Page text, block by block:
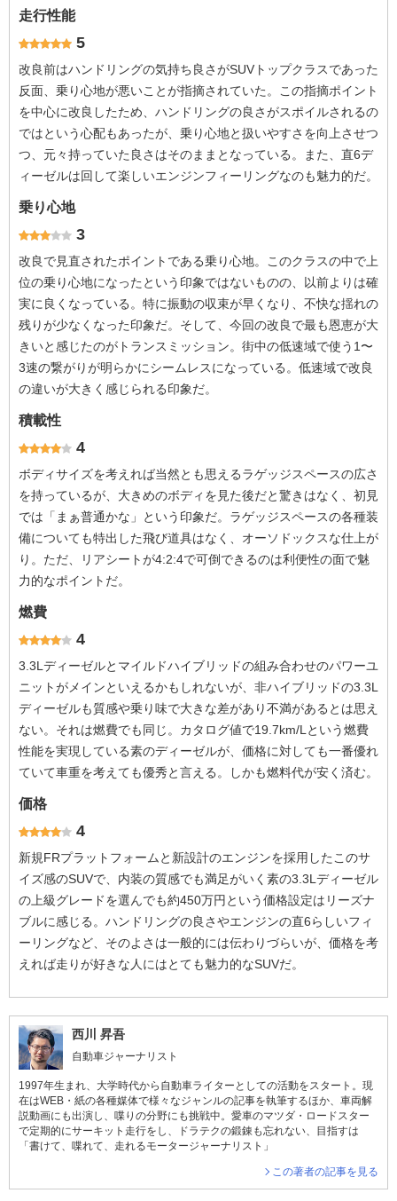
走行性能
5
改良前はハンドリングの気持ち良さがSUVトップクラスであった
反面、乗り心地が悪いことが指摘されていた。この指摘ポイント
を中心に改良したため、ハンドリングの良さがスポイルされるの
ではという心配もあったが、乗り心地と扱いやすさを向上させつ
つ、元々持っていた良さはそのままとなっている。また、直6デ
ィーゼルは回して楽しいエンジンフィーリングなのも魅力的だ。
乗り心地
3
改良で見直されたポイントである乗り心地。このクラスの中で上
位の乗り心地になったという印象ではないものの、以前よりは確
実に良くなっている。特に振動の収束が早くなり、不快な揺れの
残りが少なくなった印象だ。そして、今回の改良で最も恩恵が大
きいと感じたのがトランスミッション。街中の低速域で使う1〜
3速の繋がりが明らかにシームレスになっている。低速域で改良
の違いが大きく感じられる印象だ。
積載性
4
ボディサイズを考えれば当然とも思えるラゲッジスペースの広さ
を持っているが、大きめのボディを見た後だと驚きはなく、初見
では「まぁ普通かな」という印象だ。ラゲッジスペースの各種装
備についても特出した飛び道具はなく、オーソドックスな仕上が
り。ただ、リアシートが4:2:4で可倒できるのは利便性の面で魅
力的なポイントだ。
燃費
4
3.3Lディーゼルとマイルドハイブリッドの組み合わせのパワーユ
ニットがメインといえるかもしれないが、非ハイブリッドの3.3L
ディーゼルも質感や乗り味で大きな差があり不満があるとは思え
ない。それは燃費でも同じ。カタログ値で19.7km/Lという燃費
性能を実現している素のディーゼルが、価格に対しても一番優れ
ていて車重を考えても優秀と言える。しかも燃料代が安く済む。
価格
4
新規FRプラットフォームと新設計のエンジンを採用したこのサ
イズ感のSUVで、内装の質感でも満足がいく素の3.3Lディーゼル
の上級グレードを選んでも約450万円という価格設定はリーズナ
ブルに感じる。ハンドリングの良さやエンジンの直6らしいフィ
ーリングなど、そのよさは一般的には伝わりづらいが、価格を考
えれば走りが好きな人にはとても魅力的なSUVだ。
西川 昇吾
自動車ジャーナリスト
1997年生まれ、大学時代から自動車ライターとしての活動をスタート。現
在はWEB・紙の各種媒体で様々なジャンルの記事を執筆するほか、車両解
説動画にも出演し、喋りの分野にも挑戦中。愛車のマツダ・ロードスター
で定期的にサーキット走行をし、ドラテクの鍛錬も忘れない、目指すは
「書けて、喋れて、走れるモータージャーナリスト」
この著者の記事を見る